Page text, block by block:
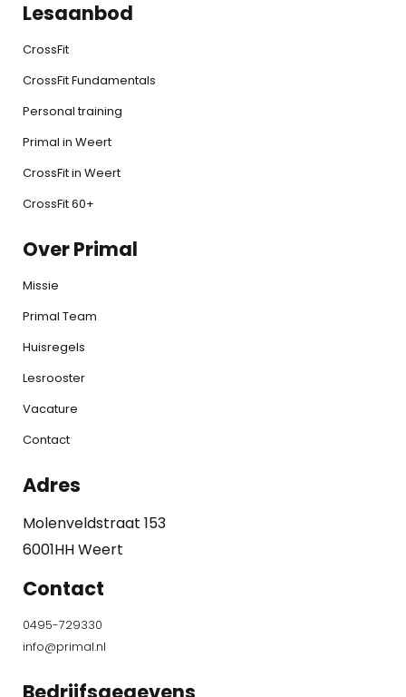
Lesaanbod
CrossFit
CrossFit Fundamentals
Personal training
Primal in Weert
CrossFit in Weert
CrossFit 60+
Over Primal
Missie
Primal Team
Huisregels
Lesrooster
Vacature
Contact
Adres
Molenveldstraat 153
6001HH Weert
Contact
0495-729330
info@primal.nl